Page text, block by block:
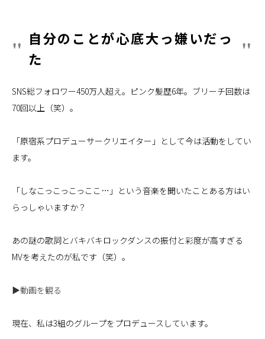
自分のことが心底大っ嫌いだっ
た
SNS総フォロワー450万人超え。ピンク髪歴6年。ブリーチ回数は
70回以上（笑）。
「原宿系プロデューサークリエイター」として今は活動をしてい
ます。
「しなこっこっこっここ…」という音楽を聞いたことある方はい
らっしゃいますか？
あの謎の歌詞とバキバキロックダンスの振付と彩度が高すぎる
MVを考えたのが私です（笑）。
▶︎動画を観る
現在、私は3組のグループをプロデュースしています。